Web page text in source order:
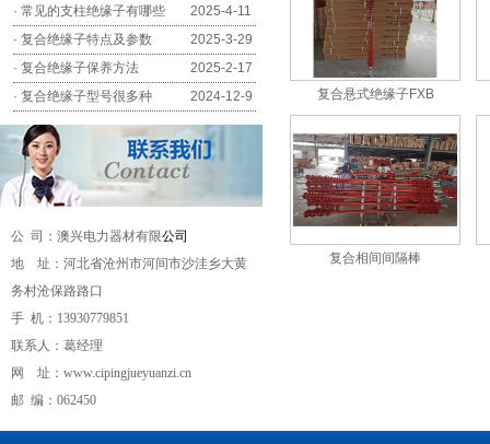
· 常见的支柱绝缘子有哪些
2025-4-11
· 复合绝缘子特点及参数
2025-3-29
· 复合绝缘子保养方法
2025-2-17
· 复合绝缘子型号很多种 2024-12-9
公 司：澳兴电力器材有限公司
地 址：河北省沧州市河间市沙洼乡大黄
务村沧保路路口
手 机： 13930779851
联系人：葛经理
网 址： www.cipingjueyuanzi.cn
邮 编：062450
复合悬式绝缘子FXB
复合相间间隔棒